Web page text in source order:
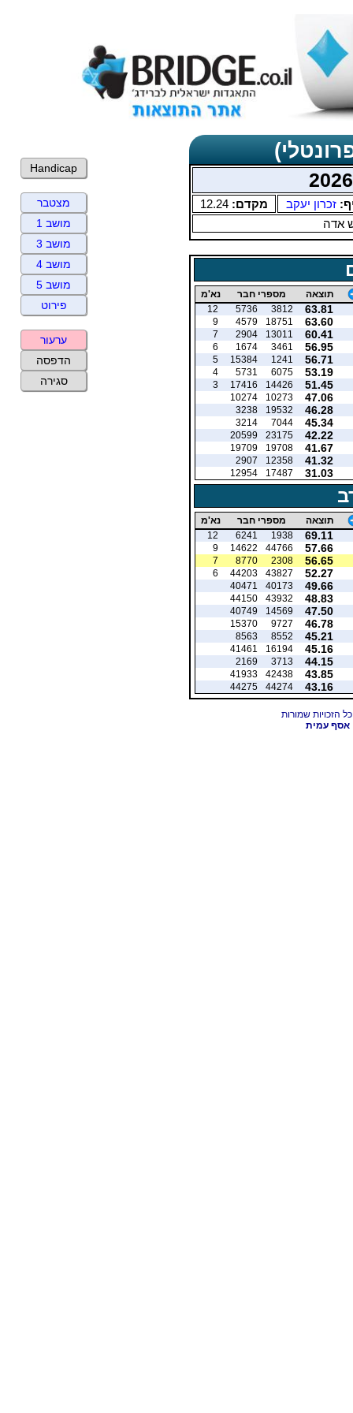
זכרון יעקב מקדם: 12.24
אדה
תוצאה מספרי חבר נא'מ
63.81
3812
5736
12
63.60
18751
4579
9
60.41
13011
2904
7
56.95
3461
1674
6
56.71
1241
15384
5
53.19
6075
5731
4
51.45
14426
17416
3
47.06
10273
10274
46.28
19532
3238
45.34
7044
3214
42.22
23175
20599
41.67
19708
19709
41.32
12358
2907
31.03
17487
12954
תוצאה מספרי חבר נא'מ
69.11
1938
6241
12
57.66
44766
14622
9
56.65
2308
8770
7
52.27
43827
44203
6
49.66
40173
40471
48.83
43932
44150
47.50
14569
40749
46.78
9727
15370
45.21
8552
8563
45.16
16194
41461
44.15
3713
2169
43.85
42438
41933
43.16
44274
44275
אסף עמית
Handicap
מצטבר
מושב 1
מושב 3
מושב 4
מושב 5
פירוט
ערעור
הדפסה
סגירה